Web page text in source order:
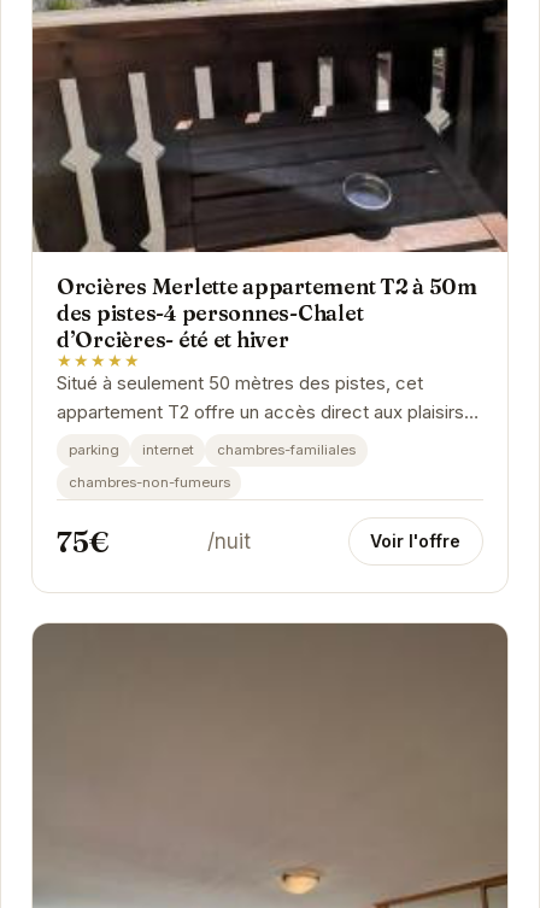
Orcières Merlette appartement T2 à 50m
des pistes-4 personnes-Chalet
d’Orcières- été et hiver
★★★★★
Situé à seulement 50 mètres des pistes, cet
appartement T2 offre un accès direct aux plaisirs
de la montagne. Pouvant accueillir jusqu'à 4...
parking internet
chambres-familiales
chambres-non-fumeurs
75€ /nuit Voir l'offre